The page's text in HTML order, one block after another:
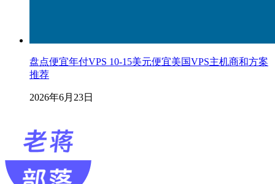
盘点便宜年付VPS 10-15美元便宜美国VPS主机商和方案
推荐
2026年6月23日